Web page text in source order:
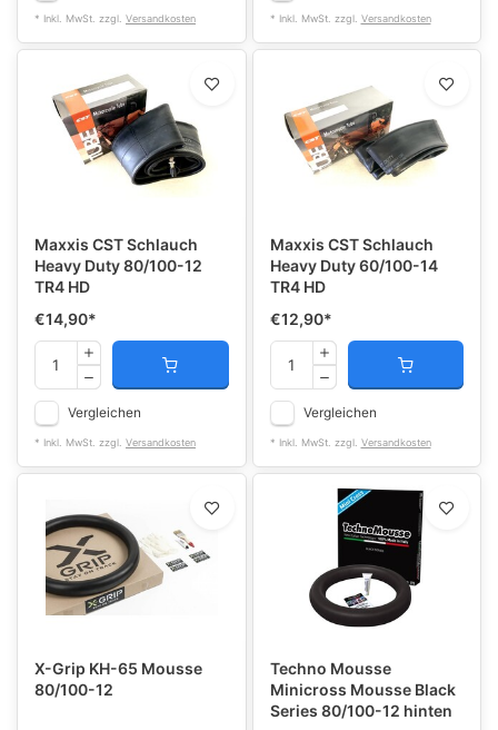
* Inkl. MwSt. zzgl. Versandkosten * Inkl. MwSt. zzgl. Versandkosten
Maxxis CST Schlauch
Heavy Duty 80/100-12
TR4 HD
€14,90*
Vergleichen
* Inkl. MwSt. zzgl. Versandkosten
Maxxis CST Schlauch
Heavy Duty 60/100-14
TR4 HD
€12,90*
Vergleichen
* Inkl. MwSt. zzgl. Versandkosten
X-Grip KH-65 Mousse
80/100-12
Techno Mousse
Minicross Mousse Black
Series 80/100-12 hinten